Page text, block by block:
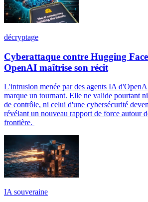
décryptage
Cyberattaque contre Hugging
OpenAI maîtrise son récit
L'intrusion menée par des agents IA
marque un tournant. Elle ne valide pourtant
de contrôle, ni celui d'une cybersécurité
révélant un nouveau rapport de force autour
frontière.
IA souveraine